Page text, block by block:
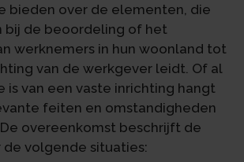
bieden over de elementen, die
bij de beoordeling of het
werknemers in hun woonland tot
van de werkgever leidt. Of al
is van een vaste inrichting hangt
feiten en omstandigheden
overeenkomst beschrijft de
volgende situaties: